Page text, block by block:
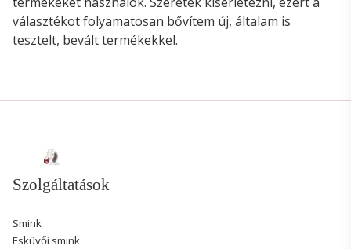
választékot folyamatosan bővítem új, általam is
tesztelt, bevált termékekkel.
Szolgáltatások
Smink
Esküvői smink